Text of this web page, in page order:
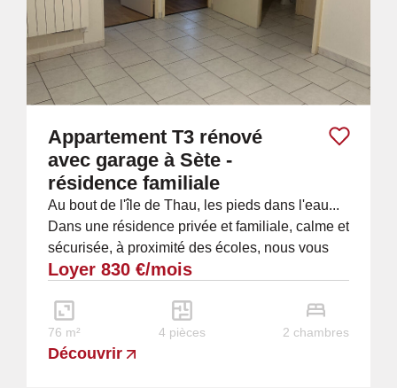
Appartement T3 rénové
avec garage à Sète -
résidence familiale
Au bout de l'île de Thau, les pieds dans l'eau...
Dans une résidence privée et familiale, calme et
sécurisée, à proximité des écoles, nous vous
proposons à la location un bel...
Loyer 830 €/mois
76 m² 4 pièces 2 chambres
Découvrir